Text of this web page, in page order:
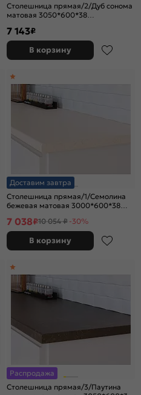
Столешница прямая/2/Дуб сонома
матовая 3050*600*38
7 143₽
В корзину
Доставим завтра
Столешница прямая/1/Семолина
бежевая матовая 3000*600*38
7 038₽10 054 ₽ -30%
В корзину
Распродажа
Столешница прямая/3/Паутина